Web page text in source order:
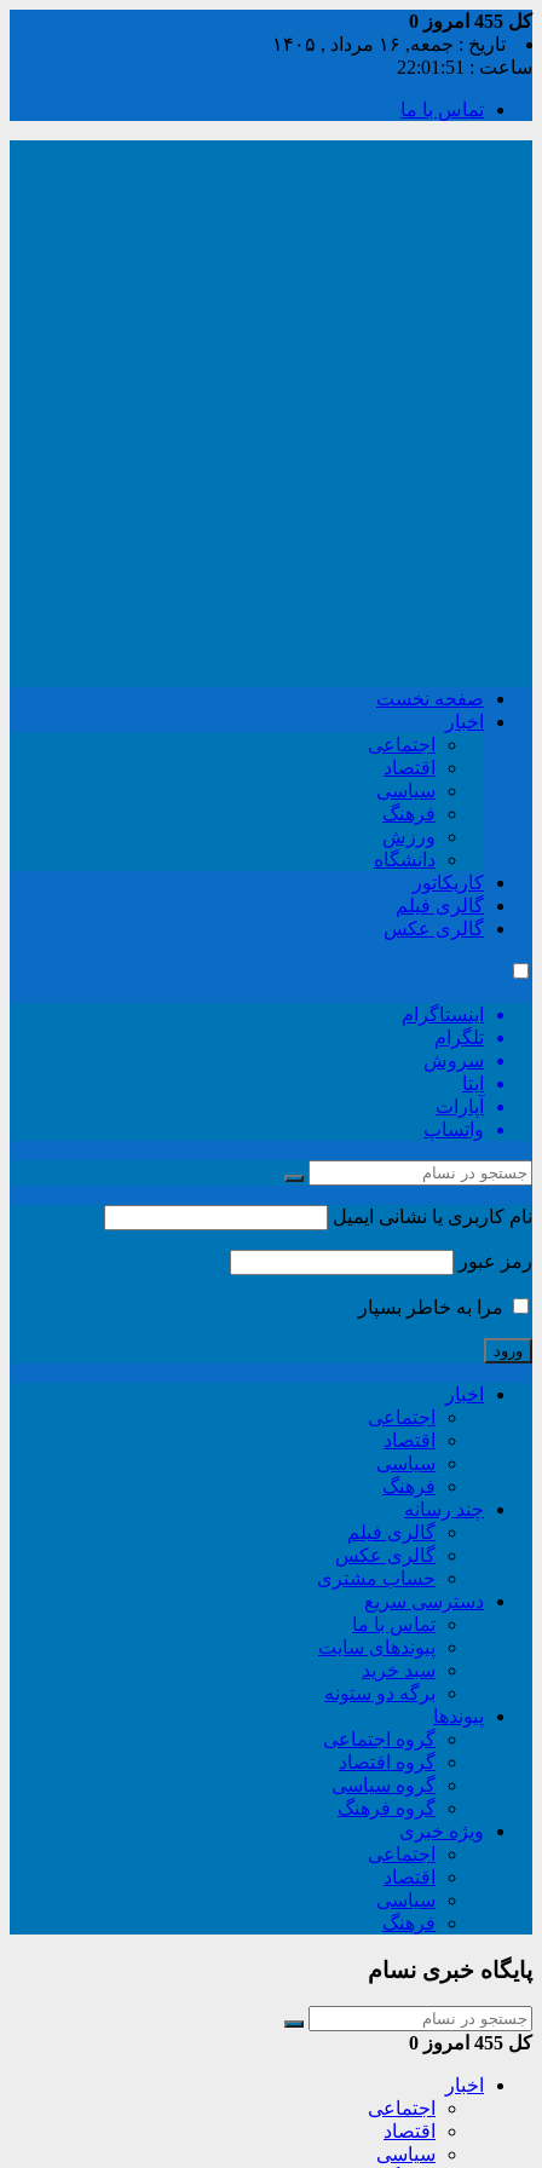
کل امروز 0
تاریخ : جمعه, ۱۶ مرداد , ۱۴۰۵
ساعت : 22:01:51
تماس با ما
صفحه نخست
اخبار
اجتماعی
اقتصاد
سیاسی
فرهنگ
ورزش
دانشگاه
کاریکاتور
گالری فیلم
گالری عکس
اینستاگرام
تلگرام
سروش
ایتا
آپارات
واتساپ
نام کاربری یا نشانی ایمیل
رمز عبور
مرا به خاطر بسپار
اخبار
اجتماعی
اقتصاد
سیاسی
فرهنگ
چند رسانه
گالری فیلم
گالری عکس
حساب مشتری
دسترسی سریع
تماس با ما
پیوندهای سایت
سبد خريد
برگه دو ستونه
پیوندها
گروه اجتماعی
گروه اقتصاد
گروه سیاسی
گروه فرهنگ
ویژه خبری
اجتماعی
اقتصاد
سیاسی
فرهنگ
پایگاه خبری نسام
کل امروز 0
اخبار
اجتماعی
اقتصاد
سیاسی